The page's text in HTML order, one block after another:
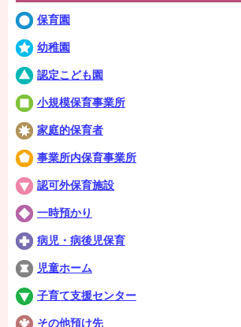
保育園
幼稚園
認定こども園
小規模保育事業所
家庭的保育者
事業所内保育事業所
認可外保育施設
一時預かり
病児・病後児保育
児童ホーム
子育て支援センター
その他預け先